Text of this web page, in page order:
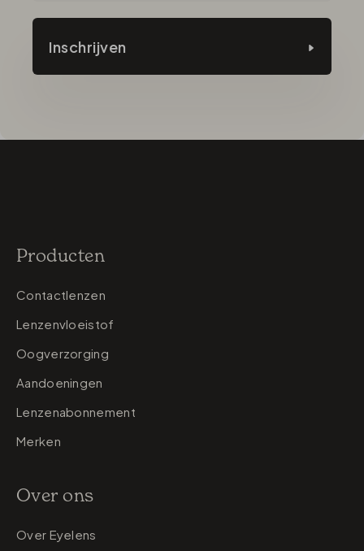
Inschrijven
Producten
Contactlenzen
Lenzenvloeistof
Oogverzorging
Aandoeningen
Lenzenabonnement
Merken
Over ons
Over Eyelens